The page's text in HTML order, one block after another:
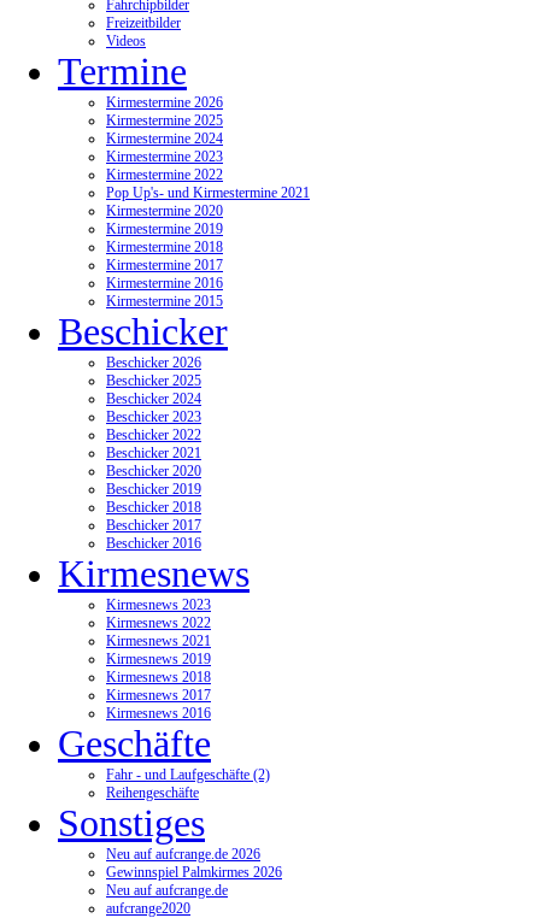
Fahrchipbilder
Freizeitbilder
Videos
Termine
Kirmestermine 2026
Kirmestermine 2025
Kirmestermine 2024
Kirmestermine 2023
Kirmestermine 2022
Pop Up's- und Kirmestermine 2021
Kirmestermine 2020
Kirmestermine 2019
Kirmestermine 2018
Kirmestermine 2017
Kirmestermine 2016
Kirmestermine 2015
Beschicker
Beschicker 2026
Beschicker 2025
Beschicker 2024
Beschicker 2023
Beschicker 2022
Beschicker 2021
Beschicker 2020
Beschicker 2019
Beschicker 2018
Beschicker 2017
Beschicker 2016
Kirmesnews
Kirmesnews 2023
Kirmesnews 2022
Kirmesnews 2021
Kirmesnews 2019
Kirmesnews 2018
Kirmesnews 2017
Kirmesnews 2016
Geschäfte
Fahr - und Laufgeschäfte (2)
Reihengeschäfte
Sonstiges
Neu auf aufcrange.de 2026
Gewinnspiel Palmkirmes 2026
Neu auf aufcrange.de
aufcrange2020